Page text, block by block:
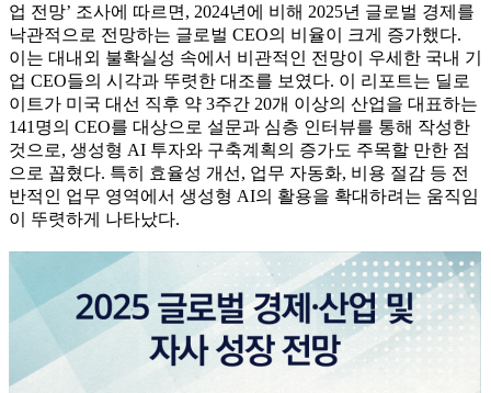
업 전망’ 조사에 따르면, 2024년에 비해 2025년 글로벌 경제를
낙관적으로 전망하는 글로벌 CEO의 비율이 크게 증가했다.
이는 대내외 불확실성 속에서 비관적인 전망이 우세한 국내 기
업 CEO들의 시각과 뚜렷한 대조를 보였다. 이 리포트는 딜로
이트가 미국 대선 직후 약 3주간 20개 이상의 산업을 대표하는
141명의 CEO를 대상으로 설문과 심층 인터뷰를 통해 작성한
것으로, 생성형 AI 투자와 구축계획의 증가도 주목할 만한 점
으로 꼽혔다. 특히 효율성 개선, 업무 자동화, 비용 절감 등 전
반적인 업무 영역에서 생성형 AI의 활용을 확대하려는 움직임
이 뚜렷하게 나타났다.